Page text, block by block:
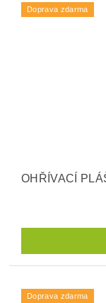
Doprava zdarma
OHŘÍVACÍ
Doprava zdarma